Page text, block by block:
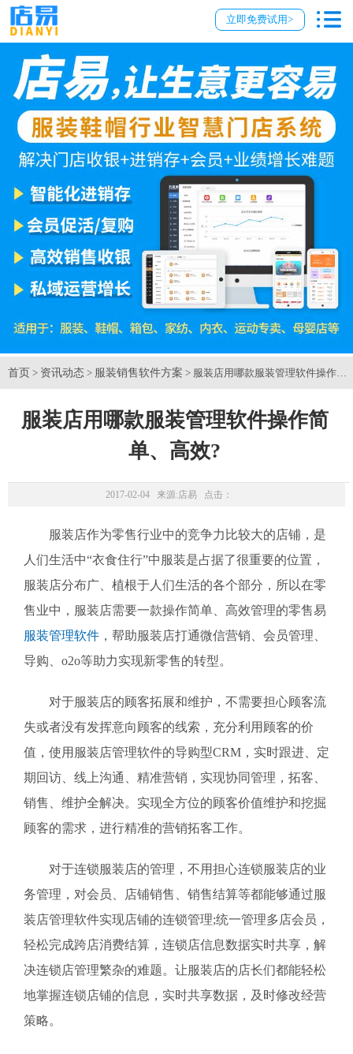
立即免费试用>
首页 > 资讯动态 > 服装销售软件方案 > 服装店用哪款服装管理软件操作简
服装店用哪款服装管理软件操作简
单、高效?
2017-02-04 来源:店易 点击：
服装店作为零售行业中的竞争力比较大的店铺，是
人们生活中“衣食住行”中服装是占据了很重要的位置，
服装店分布广、植根于人们生活的各个部分，所以在零
售业中，服装店需要一款操作简单、高效管理的零售易
服装管理软件 ，帮助服装店打通微信营销、会员管理、
导购、o2o等助力实现新零售的转型。
对于服装店的顾客拓展和维护，不需要担心顾客流
失或者没有发挥意向顾客的线索，充分利用顾客的价
值，使用服装店管理软件的导购型CRM，实时跟进、定
期回访、线上沟通、精准营销，实现协同管理，拓客、
销售、维护全解决。实现全方位的顾客价值维护和挖掘
顾客的需求，进行精准的营销拓客工作。
对于连锁服装店的管理，不用担心连锁服装店的业
务管理，对会员、店铺销售、销售结算等都能够通过服
装店管理软件实现店铺的连锁管理;统一管理多店会员，
轻松完成跨店消费结算，连锁店信息数据实时共享，解
决连锁店管理繁杂的难题。让服装店的店长们都能轻松
地掌握连锁店铺的信息，实时共享数据，及时修改经营
策略。